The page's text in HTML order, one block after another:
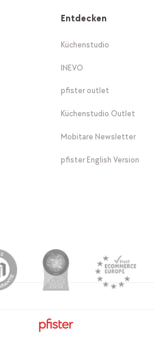
Entdecken
Küchenstudio
INEVO
pfister outlet
Küchenstudio Outlet
Mobitare Newsletter
pfister English Version